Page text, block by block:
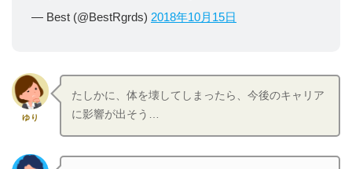
— Best (@BestRgrds) 2018年10月15日
ゆり
たしかに、体を壊してしまったら、今後のキャリア
に影響が出そう…